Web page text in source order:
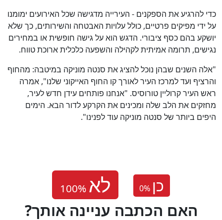
כדי להרגיע את הספקנים - העירייה מדגישה שכל האירועים ימומנו
על ידי מפיקים פרטיים, כולל עלויות האבטחה והשירותים, כך שלא
יושקע בהם כסף ציבורי. הדגש הוא על גישה חופשית או במחירים
נגישים, תרומה אמיתית לקהילה והשפעה כלכלית ארוכת טווח.
"אלה השנים שבהן נוכל להציג את סנטה מוניקה במיטבה: מהחוף
והרציף ועד למרכז העיר לאורך קו החוף האייקוני שלנו", אמרה
ראש העיר קרוליין טורוסיס. "אנחנו פותחים עידן חדש לעיר,
מחזקים את הלב שלה ומכינים את הקרקע לדור הבא. הימים
היפים ביותר של סנטה מוניקה עוד לפנינו".
0% כן
?האם הכתבה עניינה אותך